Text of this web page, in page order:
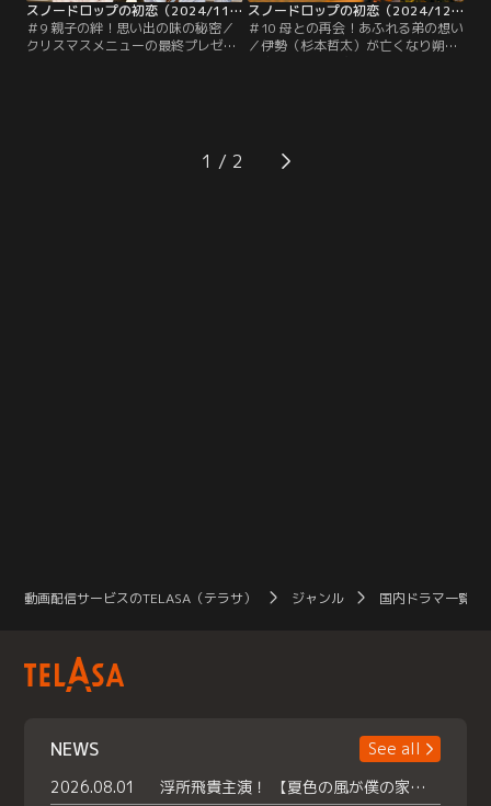
スノードロップの初恋（2024/11/26放送分）第09話
＃9 親子の絆！思い出の味の秘密／
クリスマスメニューの最終プレゼン
太）は、そんな息子を傷つけるよう
スノードロップの初恋（2024/12/03放送分）第10話
＃10 母との再会！あふれる弟の想い
／伊勢（杉本哲太）が亡くなり朔弥
奈雪（小野花梨）は望月家恒例のク
リスマスパーティーをやろうと提案
1
動画配信サービスのTELASA（テラサ） ジャンル 国内ドラマ一覧（
NEWS
See all
2026.08.01
浮所飛貴主演！ 【夏色の風が僕の家にやってきた】 本日よりテラサで独占配信スタート！